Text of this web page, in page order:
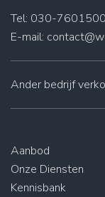
Tel: 030-7601500
E-mail:
Ander bedrijf
Aanbod
Onze Diensten
Kennisbank